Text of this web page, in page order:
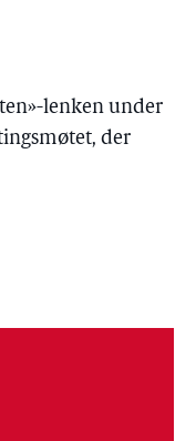
lenken under
der